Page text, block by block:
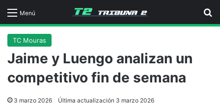
Menú
TC Mouras
Jaime y Luengo analizan un
competitivo fin de semana
3 marzo 2026 Última actualización 3 marzo 2026